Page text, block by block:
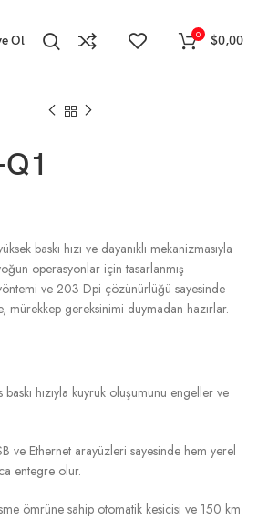
Ol 0 $0,00
baskı hızı ve dayanıklı mekanizmasıyla
operasyonlar için tasarlanmış
ve 203 Dpi çözünürlüğü sayesinde
mürekkep gereksinimi duymadan hazırlar.
hızıyla kuyruk oluşumunu engeller ve
ve Ethernet arayüzleri sayesinde hem yerel
entegre olur.
ömrüne sahip otomatik kesicisi ve 150 km